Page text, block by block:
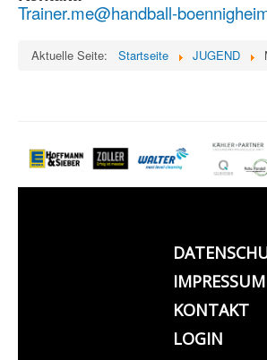
Trainer.me@handball-
Aktuelle Seite: Startseite JUGEND
IMPRESSUM
KONTAKT
LOGIN